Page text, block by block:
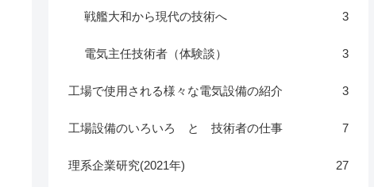
戦艦大和から現代の技術へ 3
電気主任技術者（体験談） 3
工場で使用される様々な電気設備の紹介 3
工場設備のいろいろ と 技術者の仕事 7
理系企業研究(2021年) 27